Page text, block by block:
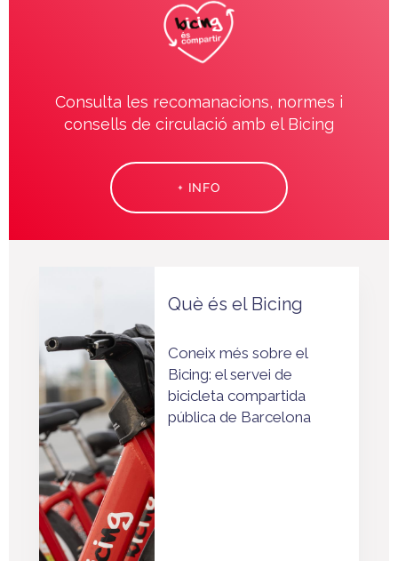
Consulta les recomanacions, normes i
consells de circulació amb el Bicing
+ INFO
Què és el Bicing
Coneix més sobre el
Bicing: el servei de
bicicleta compartida
pública de Barcelona